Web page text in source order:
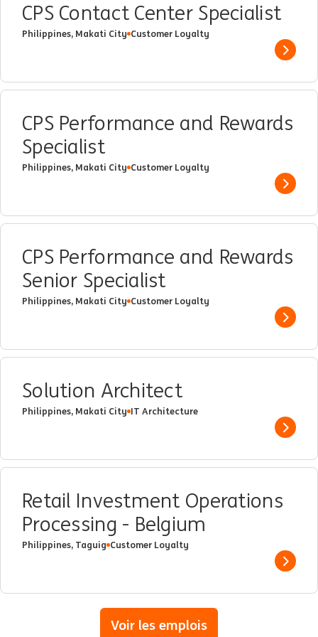
CPS Contact Center Specialist
Philippines, Makati City Customer Loyalty
Show
CPS Performance and Rewards
Specialist
Philippines, Makati City Customer Loyalty
Show
CPS Performance and Rewards
Senior Specialist
Philippines, Makati City Customer Loyalty
Show
Solution Architect
Philippines, Makati City IT Architecture
Show
Retail Investment Operations
Processing - Belgium
Philippines, Taguig Customer Loyalty
Show
Voir les emplois